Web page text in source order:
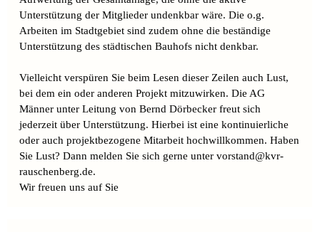
Unterstützung der Mitglieder undenkbar wäre. Die o.g.
Arbeiten im Stadtgebiet sind zudem ohne die beständige
Unterstützung des städtischen Bauhofs nicht denkbar.
Vielleicht verspüren Sie beim Lesen dieser Zeilen auch Lust,
bei dem ein oder anderen Projekt mitzuwirken. Die AG
Männer unter Leitung von Bernd Dörbecker freut sich
jederzeit über Unterstützung. Hierbei ist eine kontinuierliche
oder auch projektbezogene Mitarbeit hochwillkommen. Haben
Sie Lust? Dann melden Sie sich gerne unter vorstand@kvr-
rauschenberg.de.
Wir freuen uns auf Sie